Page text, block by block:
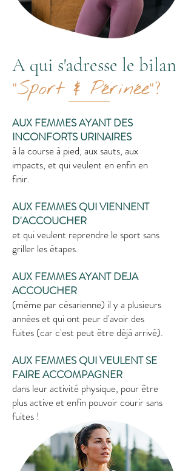
A qui s'adresse le bilan
"Sport & Périnée"?
AUX FEMMES AYANT DES
INCONFORTS URINAIRES
à la course à pied, aux sauts, aux
impacts, et qui veulent en enfin en
finir.
AUX FEMMES QUI VIENNENT
D'ACCOUCHER
et qui veulent reprendre le sport sans
griller les étapes.
AUX FEMMES AYANT DEJA
ACCOUCHER
(même par césarienne) il y a plusieurs
années et qui ont peur d'avoir des
fuites (car c'est peut être déjà arrivé).
AUX FEMMES QUI VEULENT SE
FAIRE ACCOMPAGNER
dans leur activité physique, pour être
plus active et enfin pouvoir courir sans
fuites !